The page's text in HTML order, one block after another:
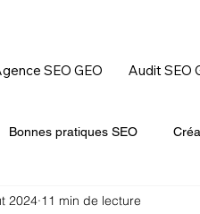
SEO GEO Audit SEO
Bonnes pratiques SEO
2024 11 min de lecture